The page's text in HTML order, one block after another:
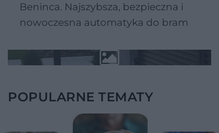
Beninca. Najszybsza, bezpieczna i
nowoczesna automatyka do bram
POPULARNE TEMATY